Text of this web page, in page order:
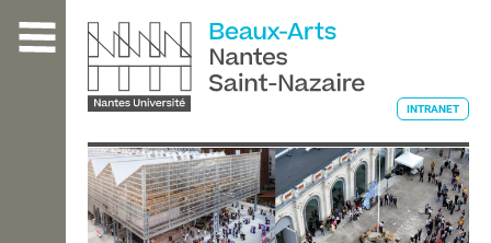
contenu
L'ÉCOLE
INTRANET